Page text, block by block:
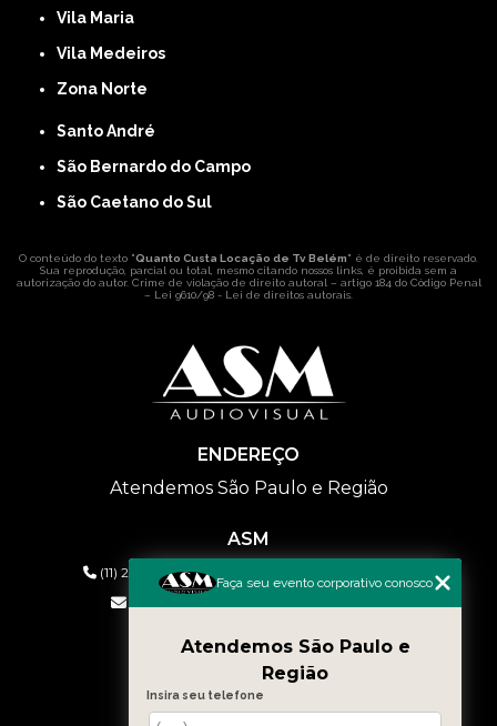
Vila Maria
Vila Medeiros
Zona Norte
Santo André
São Bernardo do Campo
São Caetano do Sul
O conteúdo do texto "Quanto Custa Locação de Tv Belém" é de direito reservado.
Sua reprodução, parcial ou total, mesmo citando nossos links, é proibida sem a
autorização do autor. Crime de violação de direito autoral – artigo 184 do Código Penal
– Lei 9610/98 - Lei de direitos autorais
ENDEREÇO
Atendemos São Paulo e Região
ASM
(11) 2626-2019 (11) 99577-9954
eventos@asmaudiovisual.com.br
MENU
HOME
QUEM SOMOS
Faça seu evento corporativo conosco
Atendemos São Paulo e
Região
Insira seu telefone